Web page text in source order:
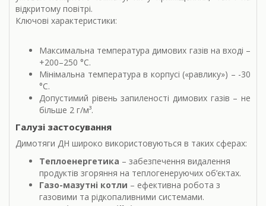
відкритому повітрі.
Ключові характеристики:
Максимальна температура димових газів на вході –
+200–250 °С.
Мінімальна температура в корпусі («равлику») – -30
°С.
Допустимий рівень запиленості димових газів – не
більше 2 г/м³.
Галузі застосування
Димотяги ДН широко використовуються в таких сферах:
Теплоенергетика – забезпечення видалення
продуктів згоряння на теплогенеруючих об’єктах.
Газо-мазутні котли – ефективна робота з
газовими та рідкопаливними системами.